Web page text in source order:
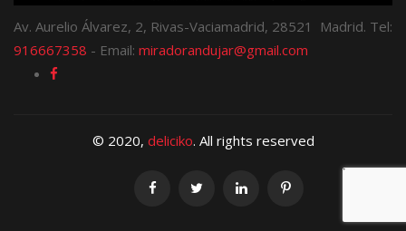
Av. Aurelio Álvarez, 2, Rivas-Vaciamadrid, 28521 Madrid. Tel:
916667358 - Email: miradorandujar@gmail.com
© 2020, deliciko. All rights reserved